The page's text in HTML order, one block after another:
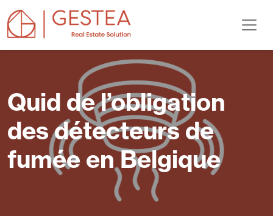
Quid de l’obligation
des détecteurs de
fumée en Belgique